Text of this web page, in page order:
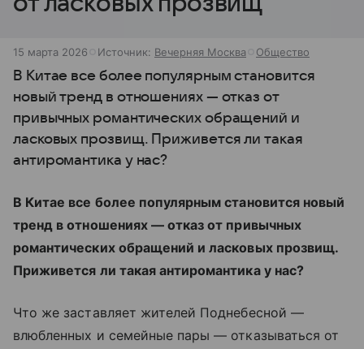
15 марта 2026 Источник: Вечерняя Москва Общество
В Китае все более популярным становится
новый тренд в отношениях — отказ от
привычных романтических обращений и
ласковых прозвищ. Приживется ли такая
антиромантика у нас?
В Китае все более популярным становится новый
тренд в отношениях — отказ от привычных
романтических обращений и ласковых прозвищ.
Приживется ли такая антиромантика у нас?
Что же заставляет жителей Поднебесной —
влюбленных и семейные пары — отказываться от